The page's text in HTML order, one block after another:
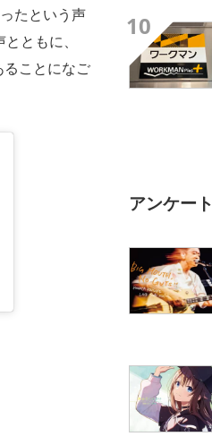
たという声
ともに、
ることになご
10
アンケート